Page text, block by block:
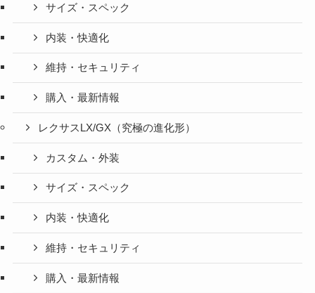
サイズ・スペック
内装・快適化
維持・セキュリティ
購入・最新情報
レクサスLX/GX（究極の進化形）
カスタム・外装
サイズ・スペック
内装・快適化
維持・セキュリティ
購入・最新情報